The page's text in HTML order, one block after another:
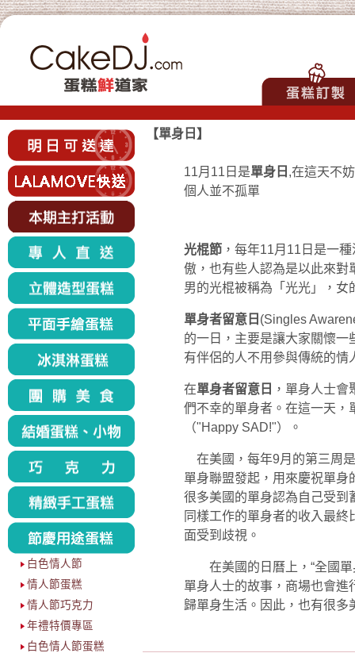
白色情人節
情人節蛋糕
情人節巧克力
年禮特價專區
白色情人節蛋糕
【單身日 】
11月11日是單身日 ,在這天不
個人並不孤單
光棍節 ，每年11月11日是一
傲，也有些人認為是以此來對
男的光棍被稱為「光光」，
單身者留意日 (Singles
的一日，主要是讓大家關懷
有伴侶的人不用參與傳統的情
在單身者留意日 ，單身人士
們不幸的單身者。在這一天，
（"Happy SAD!"）。
在美國，每年9月的第三周是
單身聯盟發起，用來慶祝單
很多美國的單身認為自己受到
同樣工作的單身者的收入最
面受到歧視。
在美國的日曆上，“全國單
單身人士的故事，商場也會
歸單身生活。因此，也有很多